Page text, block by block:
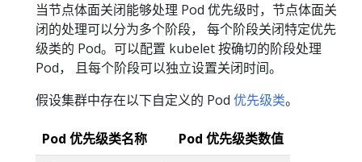
当节点体面关闭能够处理 Pod 优先级时，节点体面关
闭的处理可以分为多个阶段， 每个阶段关闭特定优先
级类的 Pod。可以配置 kubelet 按确切的阶段处理
Pod， 且每个阶段可以独立设置关闭时间。
假设集群中存在以下自定义的 Pod 优先级类。
Pod 优先级类名称 Pod 优先级类数值